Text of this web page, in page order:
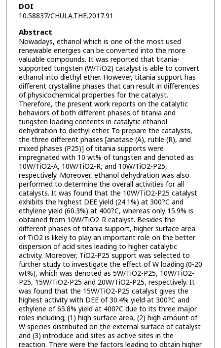
DOI
10.58837/CHULA.THE.2017.91
Abstract
Nowadays, ethanol which is one of the most used
renewable energies can be converted into the more
valuable compounds. It was reported that titania-
supported tungsten (W/TiO2) catalyst is able to convert
ethanol into diethyl ether. However, titania support has
different crystalline phases that can result in differences
of physicochemical properties for the catalyst.
Therefore, the present work reports on the catalytic
behaviors of both different phases of titania and
tungsten loading contents in catalytic ethanol
dehydration to diethyl ether. To prepare the catalysts,
the three different phases [anatase (A), rutile (R), and
mixed phases (P25)] of titania supports were
impregnated with 10 wt% of tungsten and denoted as
10W/TiO2-A, 10W/TiO2-R, and 10W/TiO2-P25,
respectively. Moreover, ethanol dehydration was also
performed to determine the overall activities for all
catalysts. It was found that the 10W/TiO2-P25 catalyst
exhibits the highest DEE yield (24.1%) at 300?C and
ethylene yield (60.3%) at 400?C, whereas only 15.9% is
obtained from 10W/TiO2-R catalyst. Besides the
different phases of titania support, higher surface area
of TiO2 is likely to play an important role on the better
dispersion of acid sites leading to higher catalytic
activity. Moreover, TiO2-P25 support was selected to
further study to investigate the effect of W loading (0-20
wt%), which was denoted as 5W/TiO2-P25, 10W/TiO2-
P25, 15W/TiO2-P25 and 20W/TiO2-P25, respectively. It
was found that the 15W/TiO2-P25 catalyst gives the
highest activity with DEE of 30.4% yield at 300?C and
ethylene of 65.8% yield at 400?C due to its three major
roles including; (1) high surface area, (2) high amount of
W species distributed on the external surface of catalyst
and (3) introduce acid sites as active sites in the
reaction. There were the factors leading to obtain higher